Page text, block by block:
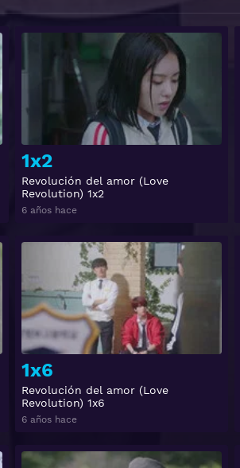
1x2
Revolución del amor (Love
Revolution) 1x2
6 años hace
1x6
Revolución del amor (Love
Revolution) 1x6
6 años hace
Ver